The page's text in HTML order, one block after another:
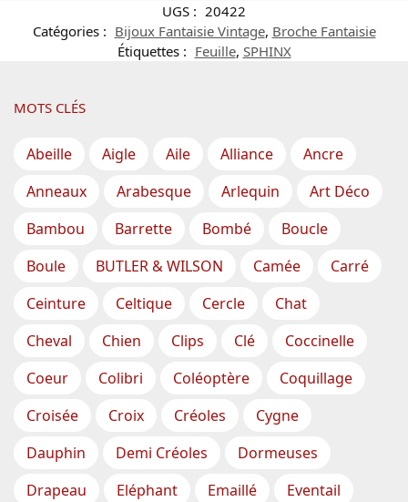
UGS : 20422
Catégories : Bijoux Fantaisie Vintage, Broche Fantaisie
Étiquettes : Feuille, SPHINX
MOTS CLÉS
Abeille Aigle Aile Alliance
Ancre
Anneaux
Arabesque Arlequin
Art Déco
Bambou
Barrette Bombé
Boucle
Boule
BUTLER & WILSON Camée
Carré
Ceinture
Celtique Cercle
Chat
Cheval
Chien Clips Clé
Coccinelle
Coeur
Colibri Coléoptère
Coquillage
Croisée
Croix Créoles
Cygne
Dauphin
Demi Créoles
Dormeuses
Drapeau
Eléphant Emaillé
Eventail